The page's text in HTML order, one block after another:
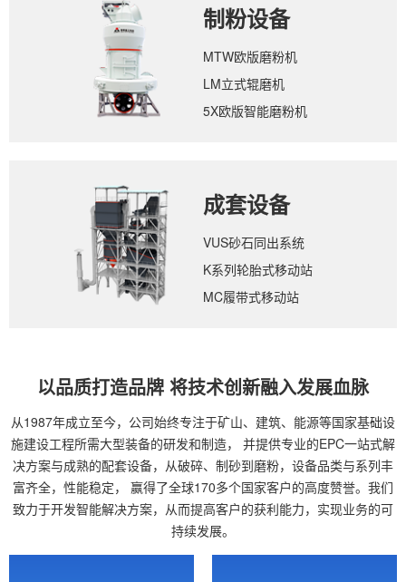
制粉设备
MTW欧版磨粉机
LM立式辊磨机
5X欧版智能磨粉机
成套设备
VUS砂石同出系统
K系列轮胎式移动站
MC履带式移动站
以品质打造品牌 将技术创新融入发展血脉
从1987年成立至今，公司始终专注于矿山、建筑、能源等国家基础设
施建设工程所需大型装备的研发和制造，
并提供专业的EPC一站式解
决方案与成熟的配套设备，从破碎、制砂到磨粉，设备品类与系列丰
富齐全，性能稳定，
赢得了全球170多个国家客户的高度赞誉。我们
致力于开发智能解决方案，从而提高客户的获利能力，实现业务的可
持续发展。